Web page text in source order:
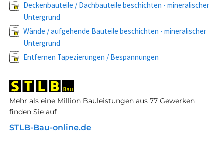
Deckenbauteile / Dachbauteile beschichten - mineralischer
Untergrund
Wände / aufgehende Bauteile beschichten - mineralischer
Untergrund
Entfernen Tapezierungen / Bespannungen
Mehr als eine Million Bauleistungen aus 77 Gewerken
finden Sie auf
STLB-Bau-online.de